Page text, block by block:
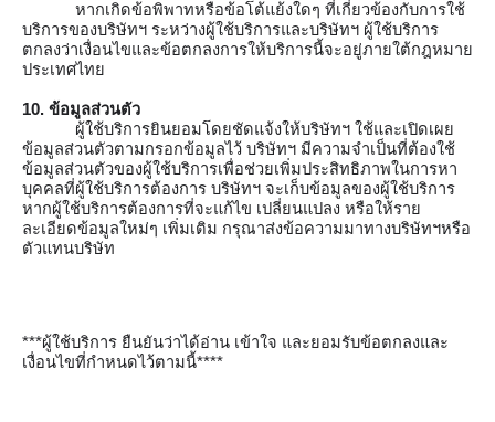
หากเกิดข้อพิพาทหรือข้อโต้แย้งใดๆ ที่เกี่ยวข้องกับการใช้
บริการของบริษัทฯ ระหว่างผู้ใช้บริการและบริษัทฯ ผู้ใช้บริการ
ตกลงว่าเงื่อนไขและข้อตกลงการให้บริการนี้จะอยู่ภายใต้กฎหมาย
ประเทศไทย
10. ข้อมูลส่วนตัว
ผู้ใช้บริการยินยอมโดยชัดแจ้งให้บริษัทฯ ใช้และเปิดเผย
ข้อมูลส่วนตัวตามกรอกข้อมูลไว้ บริษัทฯ มีความจำเป็นที่ต้องใช้
ข้อมูลส่วนตัวของผู้ใช้บริการเพื่อช่วยเพิ่มประสิทธิภาพในการหา
บุคคลที่ผู้ใช้บริการต้องการ บริษัทฯ จะเก็บข้อมูลของผู้ใช้บริการ
หากผู้ใช้บริการต้องการที่จะแก้ไข เปลี่ยนแปลง หรือให้ราย
ละเอียดข้อมูลใหม่ๆ เพิ่มเติม กรุณาส่งข้อความมาทางบริษัทฯหรือ
ตัวแทนบริษัท
***ผู้ใช้บริการ ยืนยันว่าได้อ่าน เข้าใจ และยอมรับข้อตกลงและ
เงื่อนไขที่กําหนดไว้ตามนี้****